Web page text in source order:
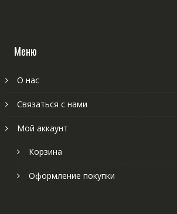
Меню
О нас
Связаться с нами
Мой аккаунт
Корзина
Оформление покупки